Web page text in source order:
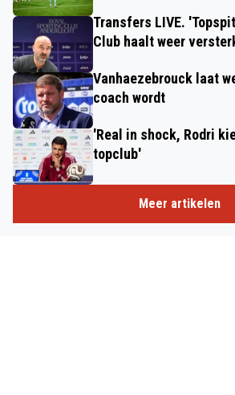
Transfers LIVE.
Club haalt weer
Vanhaezebrouck laat
coach wordt
'Real in shock, Rodri
topclub'
Meer artikelen